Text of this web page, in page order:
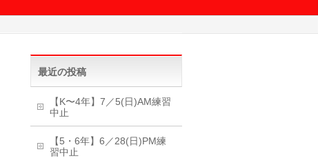
最近の投稿
【K〜4年】7／5(日)AM練習
中止
【5・6年】6／28(日)PM練
習中止